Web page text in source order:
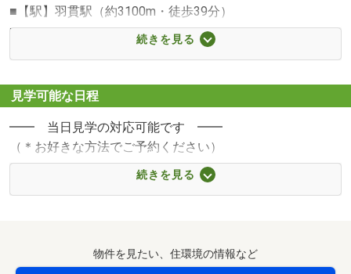
＊いくらまで借りられるのか？
＊無理のない借入額は？
＊定年時の借入残高は？
2）生涯のライフプランの無料シミュレーション
＊ライフプランに合った資金計画のご提案
＊効果的な生命保険の見直し
3）ご来店＆ご成約で【Tポイント】をプレゼント
■【駅】羽貫駅（約3100m・徒歩39分）
■【駅】伊奈中央駅（約3300m・徒歩42分）
■【小学校】蓮田北小学校（約1000m・徒歩13分）
■【幼稚園・保育園】大山幼稚園（約850m・徒歩11分）
■【幼稚園・保育園】閏戸保育園（約1100m・徒歩14分）
■【スーパー】カスミフードスクエア白岡店（約2400m・
徒歩30分）
■【スーパー】ジェーソン 白岡店（約2400m・徒歩30分）
■【コンビニ】セブンイレブン蓮田閏戸大山店（約200m・
■【ホームセンター】カインズ蓮田店（約500m・徒歩7
続きを見る
見学可能な日程
━━ 当日見学の対応可能です ━━
（＊お好きな方法でご予約ください）
◎又は【０１２０―８５４―３７３】に直接tel
続きを見る
物件を見たい、住環境の情報など